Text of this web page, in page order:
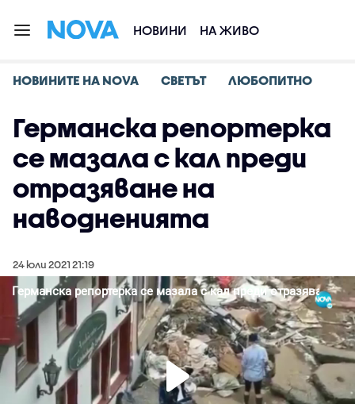
НОВИНИ НА ЖИВО
НОВИНИТЕ НА NOVA СВЕТЪТ ЛЮБОПИТНО
Германска репортерка
се мазала с кал преди
отразяване на
наводненията
24 юли 2021 21:19